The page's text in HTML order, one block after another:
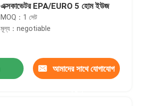
এক্সকাভেটর EPA/EURO 5 হোম ইউজ
MOQ：1 সেট
মূল্য：negotiable
আমাদের সাথে যোগাযোগ